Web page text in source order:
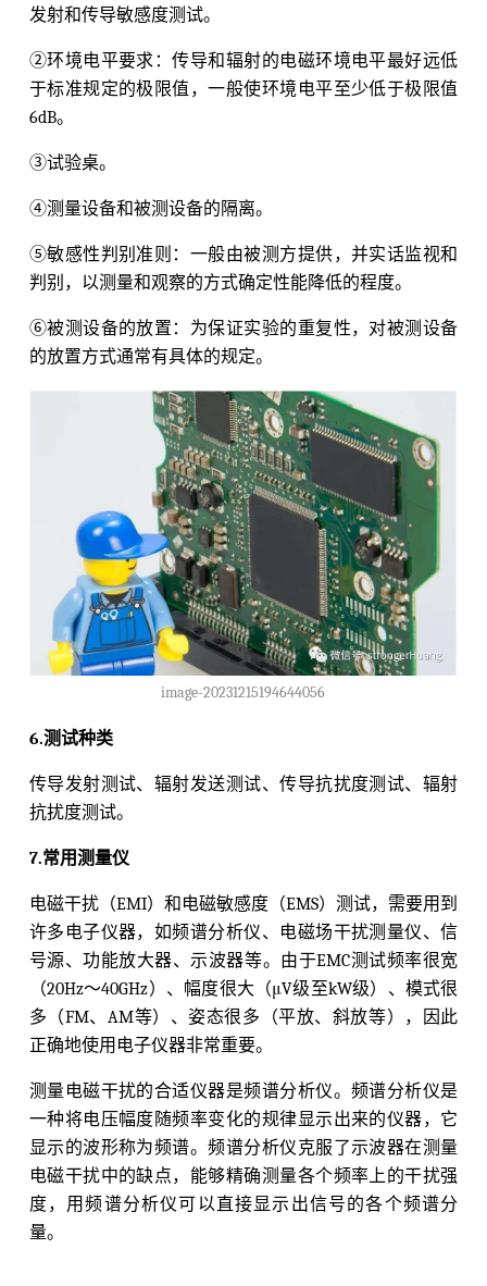
发射和传导敏感度测试。
②环境电平要求：传导和辐射的电磁环境电平最好远低
于标准规定的极限值，一般使环境电平至少低于极限值
6dB。
③试验桌。
④测量设备和被测设备的隔离。
⑤敏感性判别准则：一般由被测方提供，并实话监视和
判别，以测量和观察的方式确定性能降低的程度。
⑥被测设备的放置：为保证实验的重复性，对被测设备
的放置方式通常有具体的规定。
image-20231215194644056
6.测试种类
传导发射测试、辐射发送测试、传导抗扰度测试、辐射
抗扰度测试。
7.常用测量仪
电磁干扰（EMI）和电磁敏感度（EMS）测试，需要用到
许多电子仪器，如频谱分析仪、电磁场干扰测量仪、信
号源、功能放大器、示波器等。由于EMC测试频率很宽
（20Hz～40GHz）、幅度很大（μV级至kW级）、模式很
多（FM、AM等）、姿态很多（平放、斜放等），因此
正确地使用电子仪器非常重要。
测量电磁干扰的合适仪器是频谱分析仪。频谱分析仪是
一种将电压幅度随频率变化的规律显示出来的仪器，它
显示的波形称为频谱。频谱分析仪克服了示波器在测量
电磁干扰中的缺点，能够精确测量各个频率上的干扰强
度，用频谱分析仪可以直接显示出信号的各个频谱分
量。